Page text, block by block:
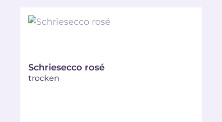
Schriesecco rosé
trocken